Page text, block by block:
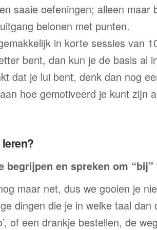
saaie oefeningen; alleen maar
belonen met punten.
in korte sessies van
bent, dan kun je de basis al
dat je lui bent, denk dan nog
hoe gemotiveerd je kunt zijn
begrijpen en spreken om
maar net, dus we gooien je
dingen die je in welke taal dan
of een drankje bestellen, de